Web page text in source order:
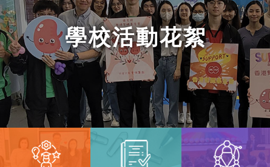
學校活動花絮